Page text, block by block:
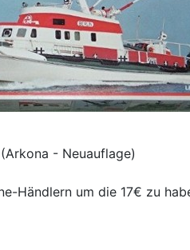
- Neuauflage)
Händlern um die 17€ zu